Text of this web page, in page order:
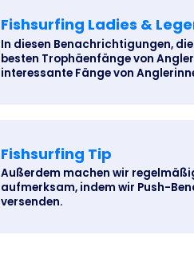
Fishsurfing Ladies &
In diesen Benachrichtigungen,
besten Trophäenfänge von
interessante Fänge von
Fishsurfing Tip
Außerdem machen wir
aufmerksam, indem wir Push-
versenden.